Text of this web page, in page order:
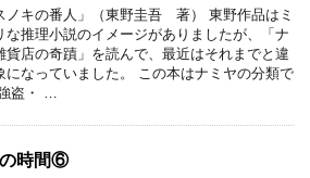
ノキの番人」（東野圭吾 著） 東野作品はミ
な推理小説のイメージがありましたが、「ナ
貨店の奇蹟」を読んで、最近はそれまでと違
になっていました。 この本はナミヤの分類で
盗・ …
時間⑥